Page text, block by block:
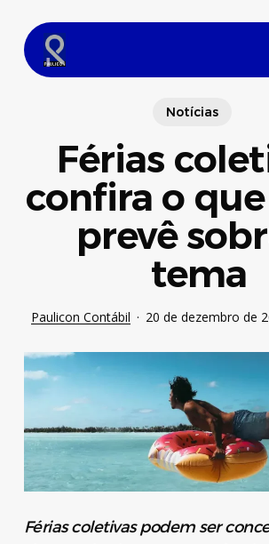
main
content
Notícias
Férias
confira o que
prevê
tema
Paulicon Contábil 20 de dezembro de
Férias coletivas podem ser